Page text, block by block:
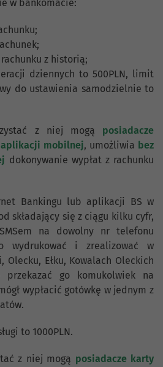
w bankomacie:
z historią;
dziennych to 500PLN, limit
do ustawienia samodzielnie to
z niej mogą posiadacze
aplikacji mobilnej, umożliwia bez
dokonywanie wypłat z rachunku
Bankingu lub aplikacji BS w
składający się z ciągu kilku cyfr,
na dowolny nr telefonu
wydrukować i zrealizować w
Olecku, Ełku, Kowalach Oleckich
go komukolwiek na
wypłacić gotówkę w jednym z
to 1000PLN.
z niej mogą posiadacze karty